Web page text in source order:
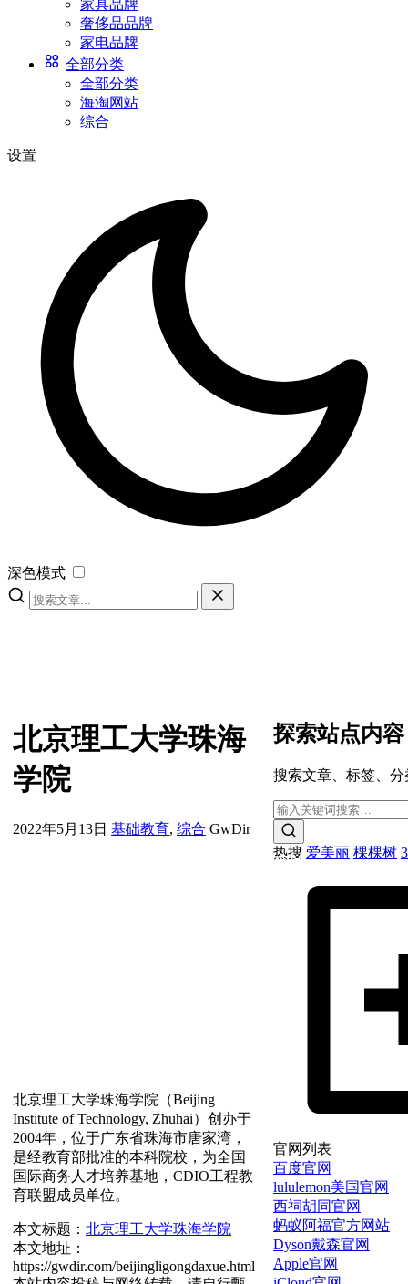
家具品牌
奢侈品品牌
家电品牌
全部分类
全部分类
海淘网站
综合
设置
深色模式
北京理工大学珠海
学院
2022年5月13日 基础教育, 综合 GwDir
北京理工大学珠海学院（Beijing
Institute of Technology, Zhuhai）创办于
2004年，位于广东省珠海市唐家湾，
是经教育部批准的本科院校，为全国
国际商务人才培养基地，CDIO工程教
育联盟成员单位。
本文标题： 北京理工大学珠海学院
本文地址：
https://gwdir.com/beijingligongdaxue.html
探索站点内容
搜索文章、标签、分
热搜 爱美丽 棵棵树
官网列表
百度官网
lululemon美国官网
西祠胡同官网
蚂蚁阿福官方网站
Dyson戴森官网
Apple官网